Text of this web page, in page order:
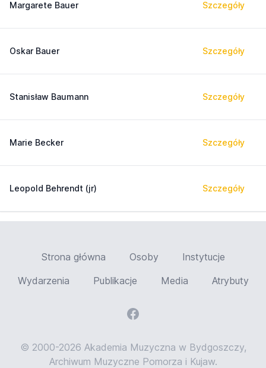
Margarete Bauer Szczegóły
Oskar Bauer Szczegóły
Stanisław Baumann Szczegóły
Marie Becker Szczegóły
Leopold Behrendt (jr) Szczegóły
Strona główna Osoby
Instytucje
Wydarzenia
Publikacje Media Atrybuty
© 2000-2026 Akademia Muzyczna w Bydgoszczy,
Archiwum Muzyczne Pomorza i Kujaw.